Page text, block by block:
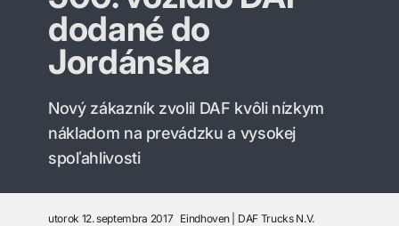
dodané do
Jordánska
Nový zákazník zvolil DAF kvôli nízkym
nákladom na prevádzku a vysokej
spoľahlivosti
utorok 12. septembra 2017 Eindhoven DAF Trucks N.V.